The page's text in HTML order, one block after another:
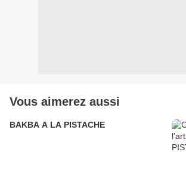
Vous aimerez aussi
BAKBA A LA PISTACHE